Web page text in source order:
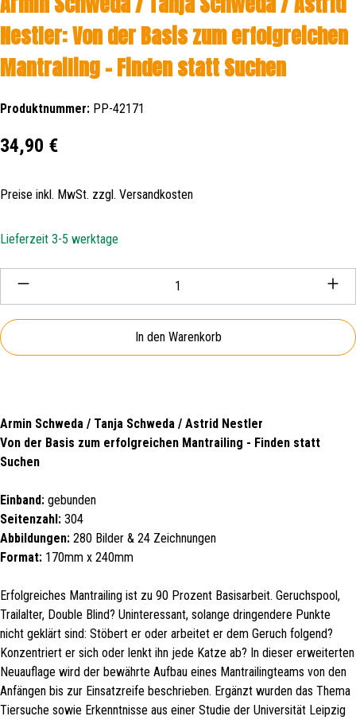
Nestler: Von der Basis zum erfolgreichen
Mantrailing - Finden statt Suchen
Produktnummer: PP-42171
Regulärer Preis:
34,90 €
Preise inkl. MwSt. zzgl. Versandkosten
Lieferzeit 3-5 werktage
Produkt Anzahl: Gib den gewünschten Wert ein oder
In den Warenkorb
Armin Schweda / Tanja Schweda / Astrid Nestler
Von der Basis zum erfolgreichen Mantrailing - Finden statt
Suchen
Einband: gebunden
Seitenzahl: 304
Abbildungen: 280 Bilder & 24 Zeichnungen
Format: 170mm x 240mm
Erfolgreiches Mantrailing ist zu 90 Prozent Basisarbeit. Geruchspool,
Trailalter, Double Blind? Uninteressant, solange dringendere Punkte
nicht geklärt sind: Stöbert er oder arbeitet er dem Geruch folgend?
Konzentriert er sich oder lenkt ihn jede Katze ab? In dieser erweiterten
Neuauflage wird der bewährte Aufbau eines Mantrailingteams von den
Anfängen bis zur Einsatzreife beschrieben. Ergänzt wurden das Thema
Tiersuche sowie Erkenntnisse aus einer Studie der Universität Leipzig